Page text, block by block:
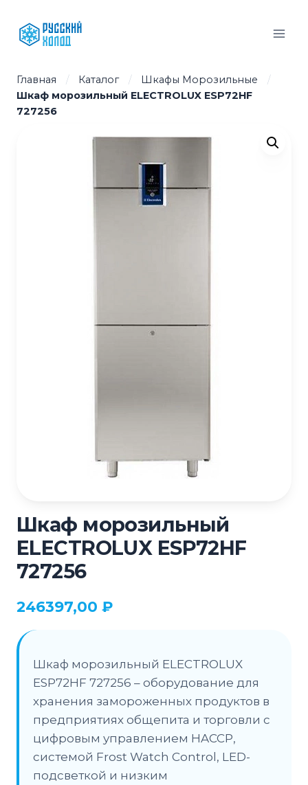
содержимому
Главная / Каталог / Шкафы Морозильные
/
Шкаф морозильный ELECTROLUX ESP72HF
727256
Шкаф морозильный
ELECTROLUX ESP72HF
727256
246397,00 ₽
Шкаф морозильный ELECTROLUX
ESP72HF 727256 – оборудование для
хранения замороженных продуктов в
предприятиях общепита и торговли с
цифровым управлением HACCP,
системой Frost Watch Control, LED-
подсветкой и низким